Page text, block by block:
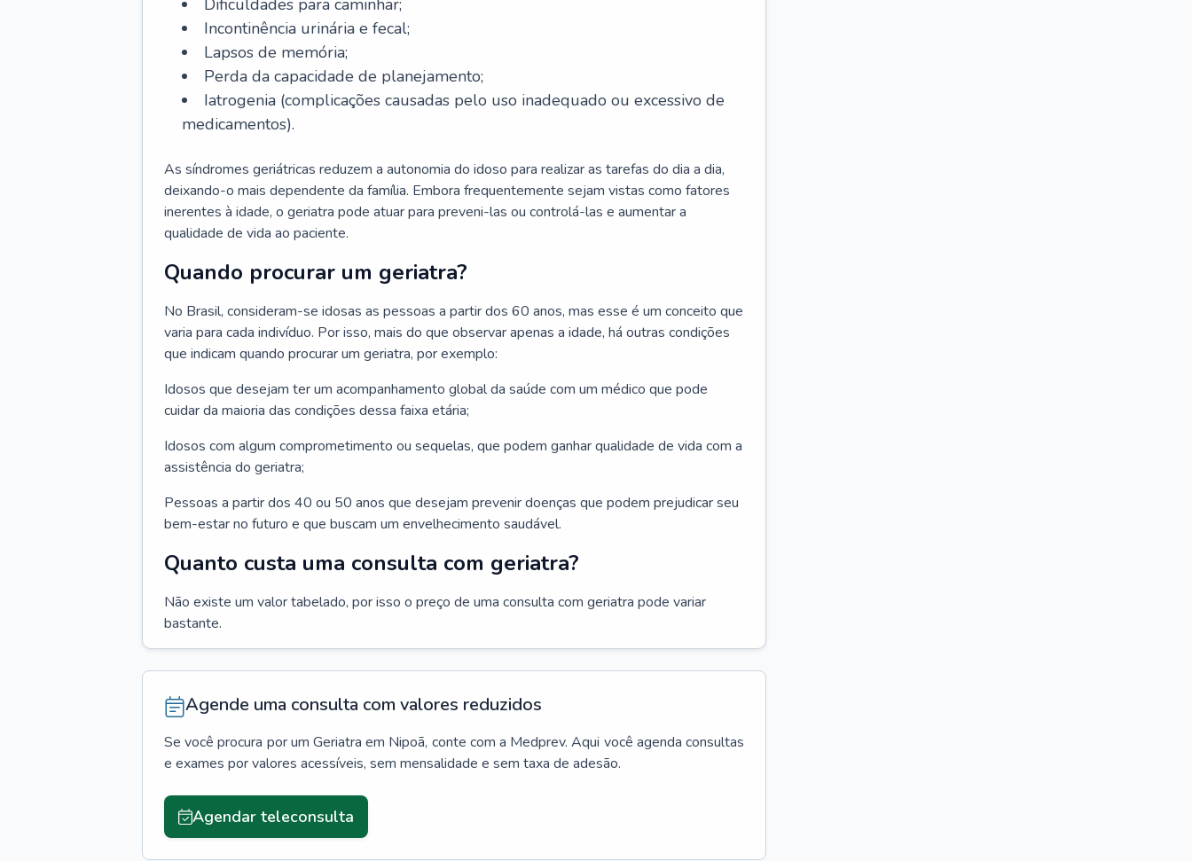
Dificuldades para caminhar;
Incontinência urinária e fecal;
Lapsos de memória;
Perda da capacidade de planejamento;
Iatrogenia (complicações causadas pelo uso inadequado ou excessivo de
medicamentos).
As síndromes geriátricas reduzem a autonomia do idoso para realizar as tarefas do dia a dia,
deixando-o mais dependente da família. Embora frequentemente sejam vistas como fatores
inerentes à idade, o geriatra pode atuar para preveni-las ou controlá-las e aumentar a
qualidade de vida ao paciente.
Quando procurar um geriatra?
No Brasil, consideram-se idosas as pessoas a partir dos 60 anos, mas esse é um conceito que
varia para cada indivíduo. Por isso, mais do que observar apenas a idade, há outras condições
que indicam quando procurar um geriatra, por exemplo:
Idosos que desejam ter um acompanhamento global da saúde com um médico que pode
cuidar da maioria das condições dessa faixa etária;
Idosos com algum comprometimento ou sequelas, que podem ganhar qualidade de vida com a
assistência do geriatra;
Pessoas a partir dos 40 ou 50 anos que desejam prevenir doenças que podem prejudicar seu
bem-estar no futuro e que buscam um envelhecimento saudável.
Quanto custa uma consulta com geriatra?
Não existe um valor tabelado, por isso o preço de uma consulta com geriatra pode variar
bastante.
Agende uma consulta com valores reduzidos
Se você procura por um Geriatra em Nipoã, conte com a Medprev. Aqui você agenda consultas
e exames por valores acessíveis, sem mensalidade e sem taxa de adesão.
Agendar teleconsulta